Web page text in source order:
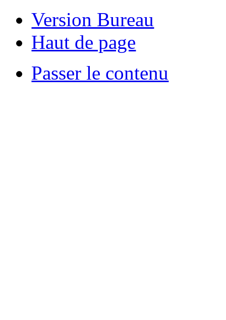
Version Bureau
Haut de page
Passer le contenu